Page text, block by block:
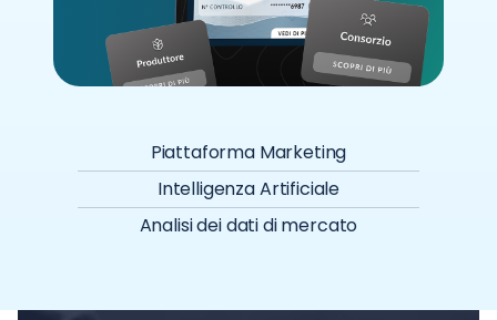
Piattaforma Marketing
Intelligenza Artificiale
Analisi dei dati di mercato